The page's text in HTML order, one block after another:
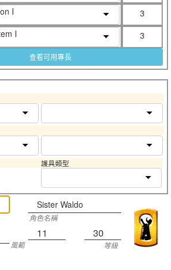
I
3
I
3
查看可用專長
護具類型
Sister Waldo
角色名稱
11 30
風範
等級